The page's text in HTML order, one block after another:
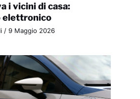
i vicini di casa:
elettronico
/ 9 Maggio 2026